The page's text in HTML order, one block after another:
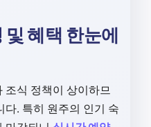
및 혜택 한눈에
조식 정책이 상이하므
다. 특히 원주의 인기 숙